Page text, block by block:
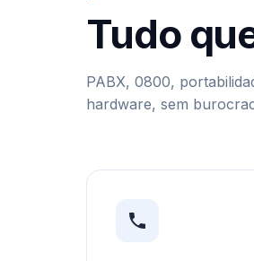
Tudo
PABX, 0800,
hardware, sem